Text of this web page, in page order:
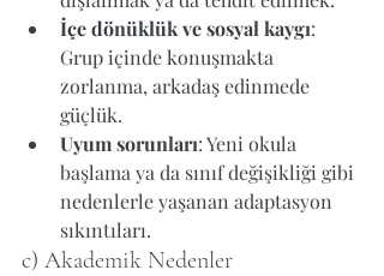
İçe dönüklük ve sosyal kaygı:
Grup içinde konuşmakta
zorlanma, arkadaş edinmede
güçlük.
Uyum sorunları: Yeni okula
başlama ya da sınıf değişikliği gibi
nedenlerle yaşanan adaptasyon
sıkıntıları.
c) Akademik Nedenler